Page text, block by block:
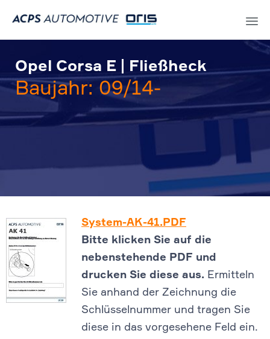
Opel Corsa E | Fließheck
Baujahr: 09/14-
System-AK-41.PDF
Bitte klicken Sie auf die
nebenstehende PDF und
drucken Sie diese aus. Ermitteln
Sie anhand der Zeichnung die
Schlüsselnummer und tragen Sie
diese in das vorgesehene Feld ein.